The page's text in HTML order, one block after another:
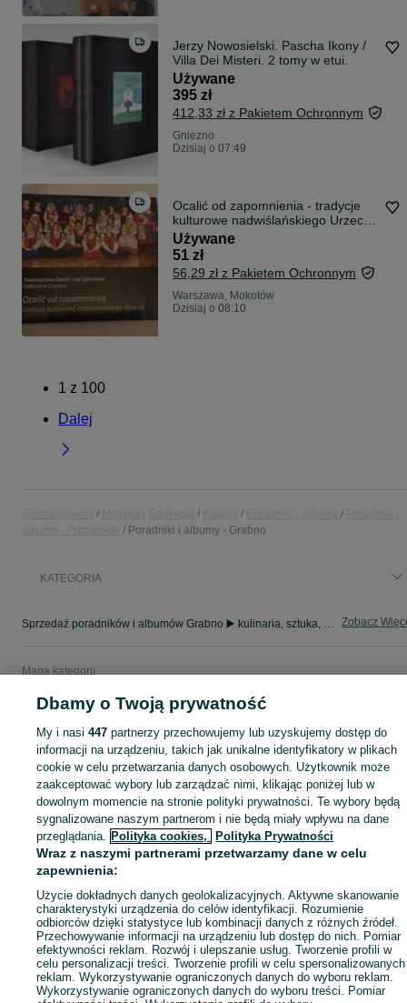
Jerzy Nowosielski. Pascha Ikony /
Villa Dei Misteri. 2 tomy w etui.
Używane
395 zł
412,33 zł z Pakietem Ochronnym
Gniezno
Dzisiaj o 07:49
Ocalić od zapomnienia - tradycje
kulturowe nadwiślańskiego Urzecza
URZECZEni, Kalwarki CD
Używane
51 zł
56,29 zł z Pakietem Ochronnym
Warszawa, Mokotów
Dzisiaj o 08:10
1 z 100
Dalej
Poradniki i albumy - Grabno
KATEGORIA
Sprzedaż poradników i albumów Grabno ▶️ kulinaria, sztuka, fotografia i inne ✅ Nowe i używane w super cenach ✌ Kupuj i sprzedawaj na OLX.pl! Zobacz
Mapa kategorii
Mapa miejscowości
Popularne wyszukiwania
Dbamy o Twoją prywatność
My i nasi447 partnerzy przechowujemy lub uzyskujemy dostęp do
informacji na urządzeniu, takich jak unikalne identyfikatory w plikach
cookie w celu przetwarzania danych osobowych. Użytkownik może
zaakceptować wybory lub zarządzać nimi, klikając poniżej lub w
dowolnym momencie na stronie polityki prywatności. Te wybory będą
sygnalizowane naszym partnerom i nie będą miały wpływu na dane
przeglądania. Polityka cookies, Polityka Prywatności
Wraz z naszymi partnerami przetwarzamy dane w celu
zapewnienia:
Użycie dokładnych danych geolokalizacyjnych. Aktywne skanowanie
charakterystyki urządzenia do celów identyfikacji. Rozumienie
odbiorców dzięki statystyce lub kombinacji danych z różnych źródeł.
Przechowywanie informacji na urządzeniu lub dostęp do nich. Pomiar
efektywności reklam. Rozwój i ulepszanie usług. Tworzenie profili w
celu personalizacji treści. Tworzenie profili w celu spersonalizowanych
reklam. Wykorzystywanie ograniczonych danych do wyboru reklam.
Wykorzystywanie ograniczonych danych do wyboru treści. Pomiar